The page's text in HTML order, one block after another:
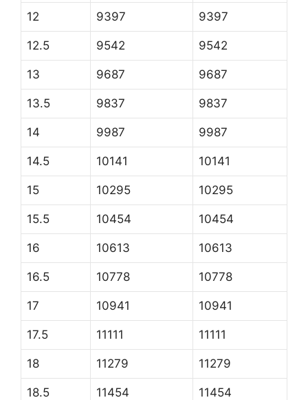
12 9397 9397
12.5 9542 9542
13 9687 9687
13.5 9837 9837
14 9987 9987
14.5 10141 10141
15 10295 10295
15.5 10454 10454
16 10613 10613
16.5 10778 10778
17 10941 10941
17.5 11111 11111
18 11279 11279
18.5 11454 11454